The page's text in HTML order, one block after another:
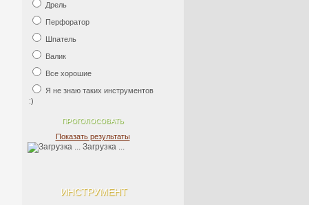
Дрель
Перфоратор
Шпатель
Валик
Все хорошие
Я не знаю таких инструментов
:)
Показать результаты
Загрузка ...
ИНСТРУМЕНТ